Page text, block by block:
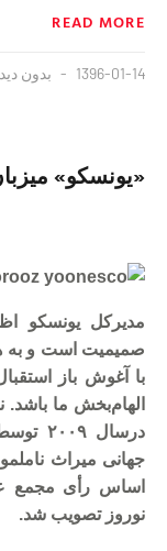
READ MORE
1396-01-14 بدون
«یونسکو»
مدیرکل یونسکو
صمیمیت است و به
با آغوش باز
الهام‌بخش ما باشد.
اساس رأی مجمع
نوروز تصویب شد.